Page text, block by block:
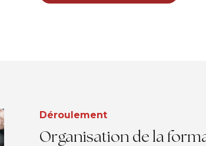
Déroulement
Organisation de la